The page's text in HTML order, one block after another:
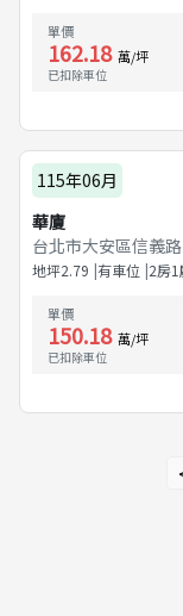
單價
162.18 萬/坪
已扣除車位
115年06月
華廈
台北市大安區信義
地坪2.79 有車位 2房
單價
150.18 萬/坪
已扣除車位